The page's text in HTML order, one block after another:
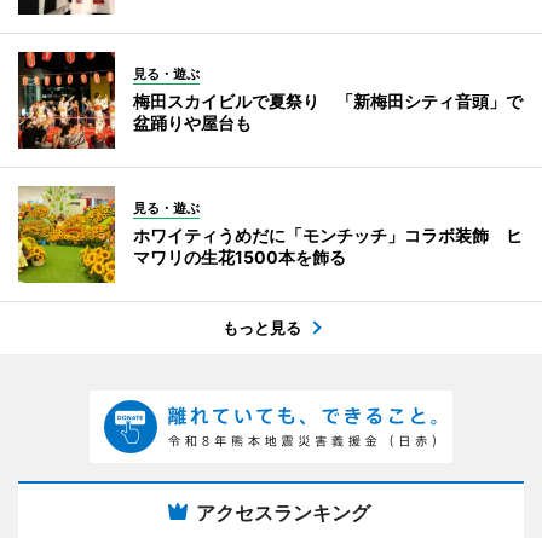
見る・遊ぶ
梅田スカイビルで夏祭り 「新梅田シティ音頭」で
盆踊りや屋台も
見る・遊ぶ
ホワイティうめだに「モンチッチ」コラボ装飾 ヒ
マワリの生花1500本を飾る
もっと見る
アクセスランキング